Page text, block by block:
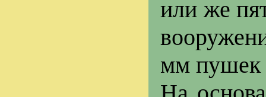
или же
мм пушек